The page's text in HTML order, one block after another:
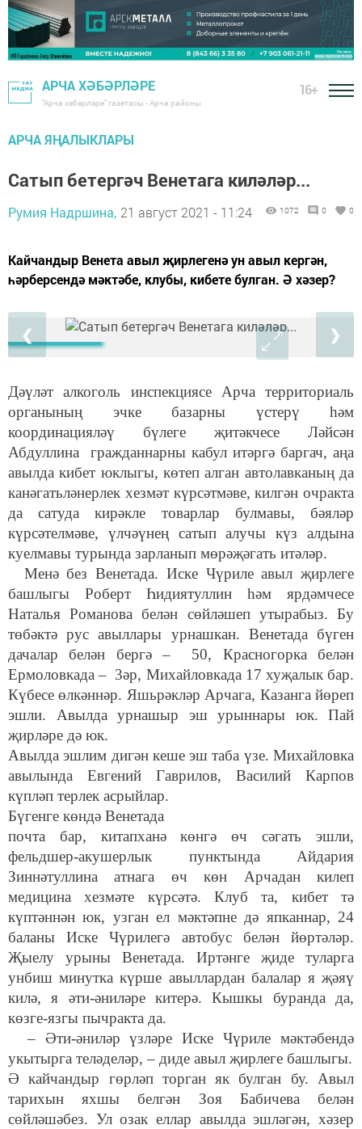
АРЧА ХӘБӘРЛӘРЕ
"Арча хәбәрләре" газетасы - Арча районы
16+
АРЧА ЯҢАЛЫКЛАРЫ
Сатып бетергәч Венетага киләләр...
Румия Надршина, 21 август 2021 - 11:24 1072 0 0
Кайчандыр Венета авыл җирлегенә ун авыл кергән,
һәрберсендә мәктәбе, клубы, кибете булган. Ә хәзер?
❮ ❯
Дәүләт алкоголь инспекциясе Арча территориаль
органының эчке базарны үстерү һәм
координацияләү бүлеге җитәкчесе Ләйсән
Абдуллина гражданнарны кабул итәргә баргач, аңа
авылда кибет юклыгы, көтеп алган автолавканың да
канәгатьләнерлек хезмәт күрсәтмәве, килгән очракта
да сатуда кирәкле товарлар булмавы, бәяләр
күрсәтелмәве, үлчәүнең сатып алучы күз алдына
куелмавы турында зарланып мөрәҗәгать итәләр.
Менә без Венетада. Иске Чүриле авыл җирлеге
башлыгы Роберт Һидиятуллин һәм ярдәмчесе
Наталья Романова белән сөйләшеп утырабыз. Бу
төбәктә рус авыллары урнашкан. Венетада бүген
дачалар белән бергә – 50, Красногорка белән
Ермоловкада – 3әр, Михайловкада 17 хуҗалык бар.
Күбесе өлкәннәр. Яшьрәкләр Арчага, Казанга йөреп
эшли. Авылда урнашыр эш урыннары юк. Пай
җирләре дә юк.
Авылда эшлим дигән кеше эш таба үзе. Михайловка
авылында Евгений Гаврилов, Василий Карпов
күпләп терлек асрыйлар.
Бүгенге көндә Венетада
почта бар, китапханә көнгә өч сәгать эшли,
фельдшер-акушерлык пунктында Айдария
Зиннәтуллина атнага өч көн Арчадан килеп
медицина хезмәте күрсәтә. Клуб та, кибет тә
күптәннән юк, узган ел мәктәпне дә япканнар, 24
баланы Иске Чүрилегә автобус белән йөртәләр.
Җыелу урыны Венетада. Иртәнге җиде туларга
унбиш минутка күрше авыллардан балалар я җәяү
килә, я әти-әниләре китерә. Кышкы буранда да,
көзге-язгы пычракта да.
– Әти-әниләр үзләре Иске Чүриле мәктәбендә
укытырга теләделәр, – диде авыл җирлеге башлыгы.
Ә кайчандыр гөрләп торган як булган бу. Авыл
тарихын яхшы белгән Зоя Бабичева белән
сөйләшәбез. Ул озак еллар авылда эшләгән, хәзер